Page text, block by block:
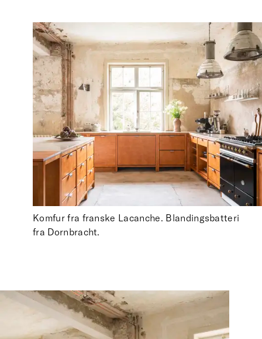
Komfur fra franske Lacanche. Blandingsbatteri
fra Dornbracht.